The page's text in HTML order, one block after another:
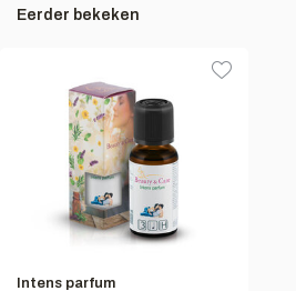
Eerder bekeken
Intens parfum